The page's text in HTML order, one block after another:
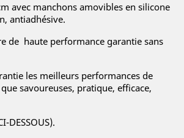
avec manchons amovibles en silicone
antiadhésive.
de haute performance garantie sans
les meilleurs performances de
savoureuses, pratique, efficace,
DESSOUS).